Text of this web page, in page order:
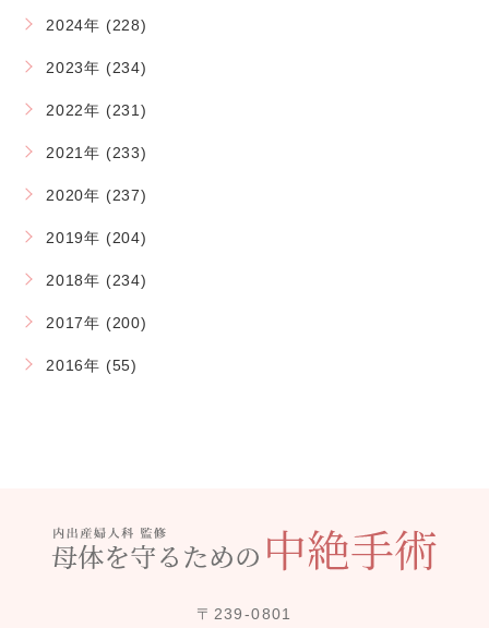
2024年 (228)
2023年 (234)
2022年 (231)
2021年 (233)
2020年 (237)
2019年 (204)
2018年 (234)
2017年 (200)
2016年 (55)
〒239-0801